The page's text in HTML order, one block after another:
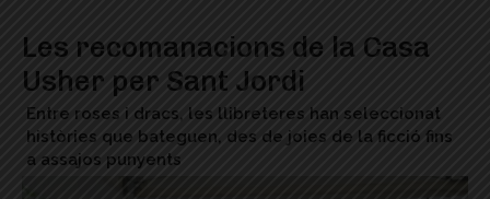
Les recomanacions de la Casa
Usher per Sant Jordi
Entre roses i dracs, les llibreteres han seleccionat
històries que bateguen, des de joies de la ficció fins
a assajos punyents